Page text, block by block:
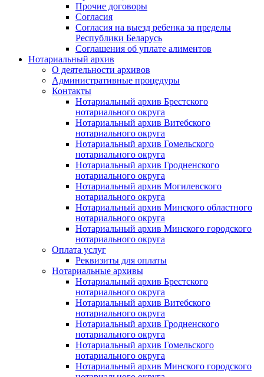
Прочие договоры
Согласия
Согласия на выезд ребенка за пределы
Республики Беларусь
Соглашения об уплате алиментов
Нотариальный архив
О деятельности архивов
Административные процедуры
Контакты
Нотариальный архив Брестского
нотариального округа
Нотариальный архив Витебского
нотариального округа
Нотариальный архив Гомельского
нотариального округа
Нотариальный архив Гродненского
нотариального округа
Нотариальный архив Могилевского
нотариального округа
Нотариальный архив Минского областного
нотариального округа
Нотариальный архив Минского городского
нотариального округа
Оплата услуг
Реквизиты для оплаты
Нотариальные архивы
Нотариальный архив Брестского
нотариального округа
Нотариальный архив Витебского
нотариального округа
Нотариальный архив Гродненского
нотариального округа
Нотариальный архив Гомельского
нотариального округа
Нотариальный архив Минского городского